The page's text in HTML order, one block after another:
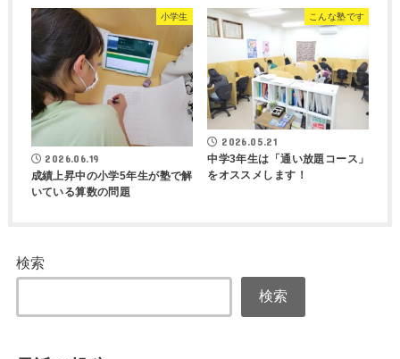
小学生
2026.06.19
成績上昇中の小学5年生が塾で解
いている算数の問題
こんな塾です
2026.05.21
中学3年生は「通い放題コース」
をオススメします！
検索
検索